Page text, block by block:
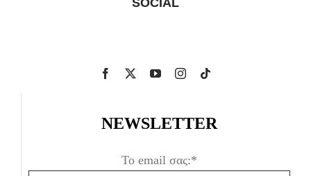
SOCIAL
NEWSLETTER
Το email σας:*